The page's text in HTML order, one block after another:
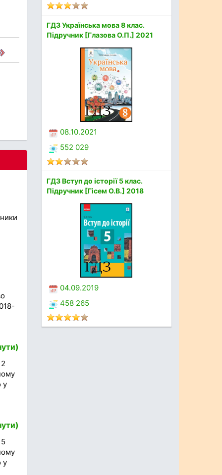
у
у
ГДЗ Українська мова 8 клас.
Підручник [Глазова О.П.] 2021
08.10.2021
552 029
ГДЗ Вступ до історії 5 клас.
Підручник [Гісем О.В.] 2018
04.09.2019
458 265